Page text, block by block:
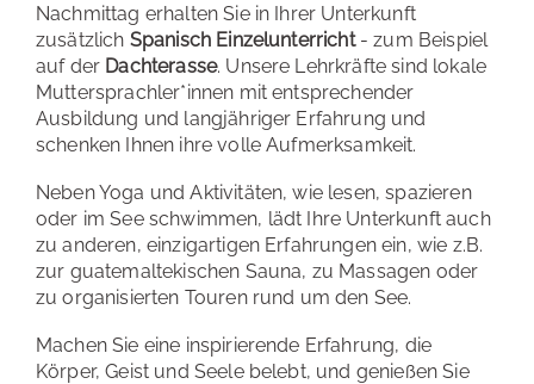
Nachmittag erhalten Sie in Ihrer Unterkunft
zusätzlich Spanisch Einzelunterricht- zum Beispiel
auf der Dachterasse. Unsere Lehrkräfte sind lokale
Muttersprachler*innen mit entsprechender
Ausbildung und langjähriger Erfahrung und
schenken Ihnen ihre volle Aufmerksamkeit.
Neben Yoga und Aktivitäten, wie lesen, spazieren
oder im See schwimmen, lädt Ihre Unterkunft auch
zu anderen, einzigartigen Erfahrungen ein, wie z.B.
zur guatemaltekischen Sauna, zu Massagen oder
zu organisierten Touren rund um den See.
Machen Sie eine inspirierende Erfahrung, die
Körper, Geist und Seele belebt, und genießen Sie